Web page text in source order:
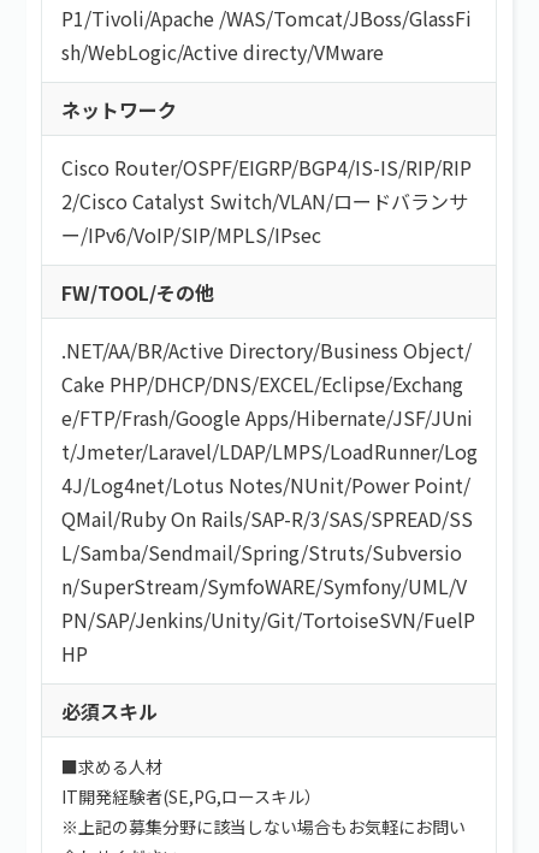
P1/Tivoli/Apache /WAS/Tomcat/JBoss/GlassFi
sh/WebLogic/Active directy/VMware
ネットワーク
Cisco Router/OSPF/EIGRP/BGP4/IS-IS/RIP/RIP
2/Cisco Catalyst Switch/VLAN/ロードバランサ
ー/IPv6/VoIP/SIP/MPLS/IPsec
FW/TOOL/その他
.NET/AA/BR/Active Directory/Business Object/
Cake PHP/DHCP/DNS/EXCEL/Eclipse/Exchang
e/FTP/Frash/Google Apps/Hibernate/JSF/JUni
t/Jmeter/Laravel/LDAP/LMPS/LoadRunner/Log
4J/Log4net/Lotus Notes/NUnit/Power Point/
QMail/Ruby On Rails/SAP-R/3/SAS/SPREAD/SS
L/Samba/Sendmail/Spring/Struts/Subversio
n/SuperStream/SymfoWARE/Symfony/UML/V
PN/SAP/Jenkins/Unity/Git/TortoiseSVN/FuelP
HP
必須スキル
■求める人材
IT開発経験者(SE,PG,ロースキル）
※上記の募集分野に該当しない場合もお気軽にお問い